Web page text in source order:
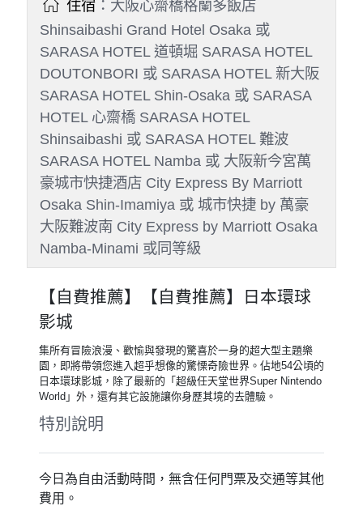
線、大阪市營公車（部分路線除外）。
此行程設定飯店之房型皆為商務經濟房型，房間大
小約13～15平方米二小床，請務必充份理解敬請
見諒。
此團型日本飯店規定：兒童6歲以上就視同大人，
今日景點會隨當團狀況作前後日行程調動，不便之
處敬請見諒，謝謝。
Day 4
全日自由活動(自費建議活動：
日本環球影城)
早餐：飯店內早餐
午餐：方便遊玩敬請自理
晚餐 ：方便遊玩敬請自理
住宿：大阪心齋橋格蘭多飯店
Shinsaibashi Grand Hotel Osaka 或
SARASA HOTEL 道頓堀 SARASA HOTEL
DOUTONBORI 或 SARASA HOTEL 新大阪